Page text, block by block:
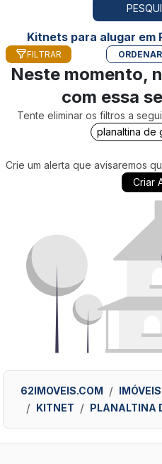
Kitnets para alugar em
FILTRAR ORDENAR
Neste momento,
com essa
Tente eliminar os filtros a
planaltina de
Crie um alerta que avisaremos
Criar
62IMOVEIS.COM
KITNET
PLANALTINA